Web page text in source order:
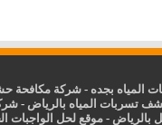
المياه بجده -شركة مكافحة
تسربات المياه بالرياض -
بالرياض - موقع لحل الواجبات